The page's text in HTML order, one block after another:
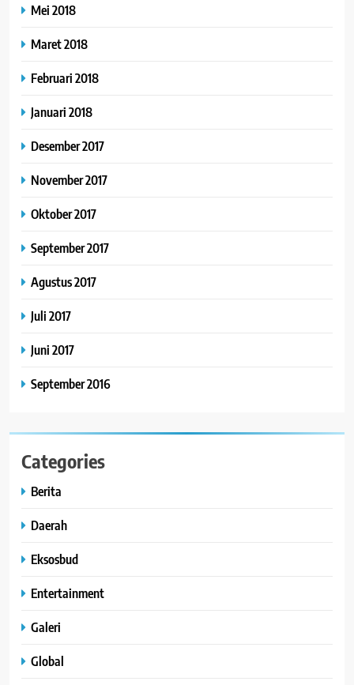
Mei 2018
Maret 2018
Februari 2018
Januari 2018
Desember 2017
November 2017
Oktober 2017
September 2017
Agustus 2017
Juli 2017
Juni 2017
September 2016
Categories
Berita
Daerah
Eksosbud
Entertainment
Galeri
Global